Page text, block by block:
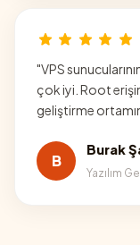
"VPS
çok iyi. Root
geliştirme
B
Burak
Yazılım